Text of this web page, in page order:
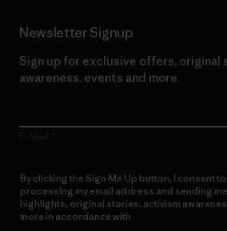
Newsletter Signup
Sign up for exclusive offers, original
awareness, events and more.
By clicking the Sign Me Up button, I consent
processing my email address and sending
highlights, original stories, activism
more in accordance with